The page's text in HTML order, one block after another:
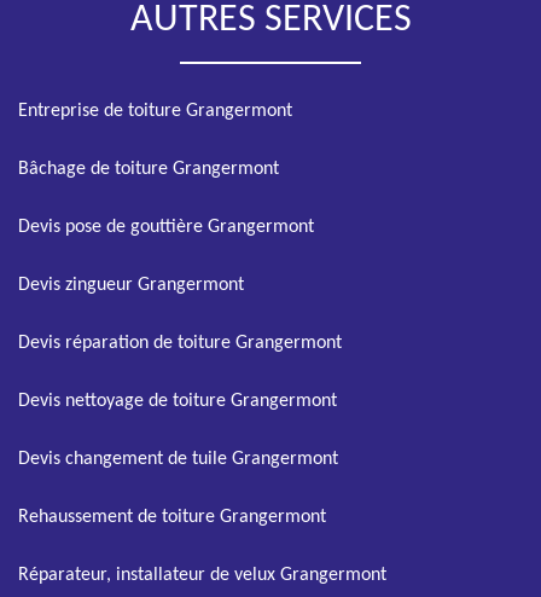
AUTRES SERVICES
Entreprise de toiture Grangermont
Bâchage de toiture Grangermont
Devis pose de gouttière Grangermont
Devis zingueur Grangermont
Devis réparation de toiture Grangermont
Devis nettoyage de toiture Grangermont
Devis changement de tuile Grangermont
Rehaussement de toiture Grangermont
Réparateur, installateur de velux Grangermont